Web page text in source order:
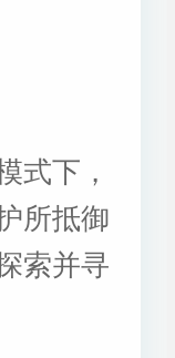
式下，
所抵御
索并寻